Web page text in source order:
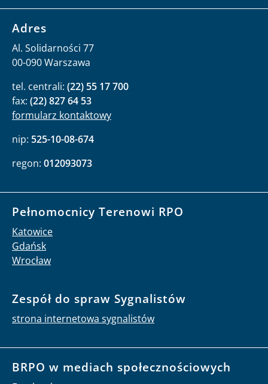
Adres
Al. Solidarności 77
00-090 Warszawa
tel. centrali: (22) 55 17 700
fax: (22) 827 64 53
formularz kontaktowy
nip: 525-10-08-674
regon: 012093073
Pełnomocnicy Terenowi RPO
Katowice
Gdańsk
Wrocław
Zespół do spraw Sygnalistów
strona internetowa sygnalistów
BRPO w mediach społecznościowych